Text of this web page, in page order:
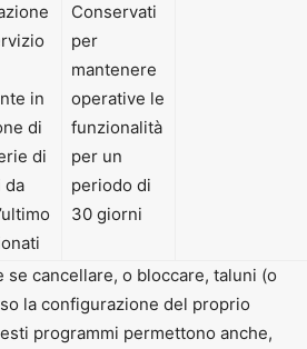
in
di
di
da
Conservati
per
mantenere
operative le
funzionalità
per un
periodo di
30 giorni
se cancellare, o bloccare, taluni (o
la configurazione del proprio
programmi permettono anche,